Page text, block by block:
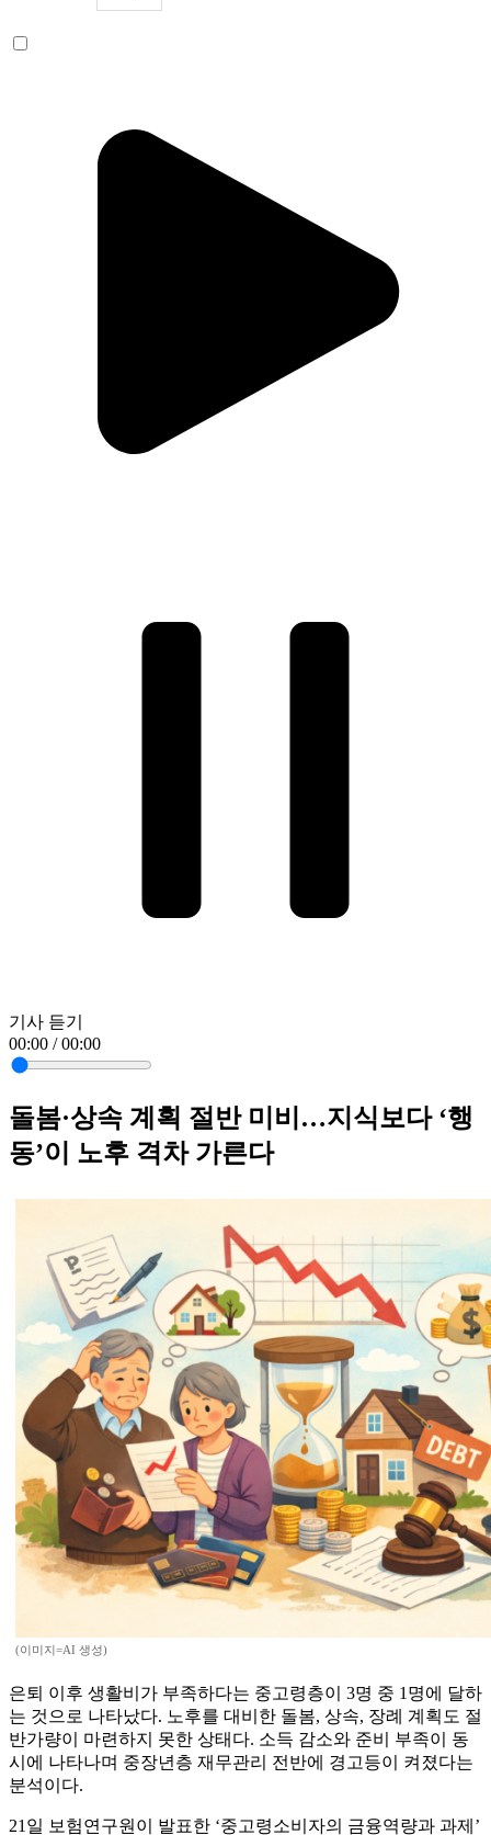
기사 듣기
00:00 / 00:00
돌봄·상속 계획 절반 미비…지식보다 ‘행
동’이 노후 격차 가른다
(이미지=AI 생성)
은퇴 이후 생활비가 부족하다는 중고령층이 3명 중 1명에 달하
는 것으로 나타났다. 노후를 대비한 돌봄, 상속, 장례 계획도 절
반가량이 마련하지 못한 상태다. 소득 감소와 준비 부족이 동
시에 나타나며 중장년층 재무관리 전반에 경고등이 켜졌다는
분석이다.
21일 보험연구원이 발표한 ‘중고령소비자의 금융역량과 과제’